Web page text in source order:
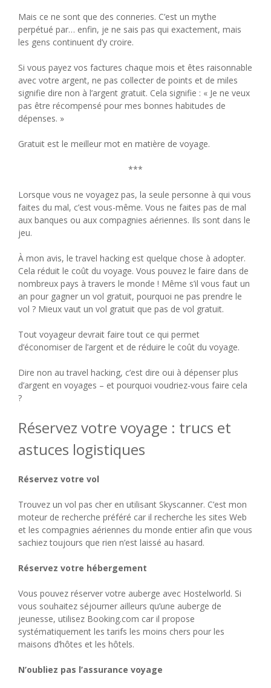
Mais ce ne sont que des conneries. C’est un mythe
perpétué par… enfin, je ne sais pas qui exactement, mais
les gens continuent d’y croire.
Si vous payez vos factures chaque mois et êtes raisonnable
avec votre argent, ne pas collecter de points et de miles
signifie dire non à l’argent gratuit. Cela signifie : « Je ne veux
pas être récompensé pour mes bonnes habitudes de
dépenses. »
Gratuit est le meilleur mot en matière de voyage.
***
Lorsque vous ne voyagez pas, la seule personne à qui vous
faites du mal, c’est vous-même. Vous ne faites pas de mal
aux banques ou aux compagnies aériennes. Ils sont dans le
jeu.
À mon avis, le travel hacking est quelque chose à adopter.
Cela réduit le coût du voyage. Vous pouvez le faire dans de
nombreux pays à travers le monde ! Même s’il vous faut un
an pour gagner un vol gratuit, pourquoi ne pas prendre le
vol ? Mieux vaut un vol gratuit que pas de vol gratuit.
Tout voyageur devrait faire tout ce qui permet
d’économiser de l’argent et de réduire le coût du voyage.
Dire non au travel hacking, c’est dire oui à dépenser plus
d’argent en voyages – et pourquoi voudriez-vous faire cela
?
Réservez votre voyage : trucs et
astuces logistiques
Réservez votre vol
Trouvez un vol pas cher en utilisant Skyscanner. C’est mon
moteur de recherche préféré car il recherche les sites Web
et les compagnies aériennes du monde entier afin que vous
sachiez toujours que rien n’est laissé au hasard.
Réservez votre hébergement
Vous pouvez réserver votre auberge avec Hostelworld. Si
vous souhaitez séjourner ailleurs qu’une auberge de
jeunesse, utilisez Booking.com car il propose
systématiquement les tarifs les moins chers pour les
maisons d’hôtes et les hôtels.
N’oubliez pas l’assurance voyage